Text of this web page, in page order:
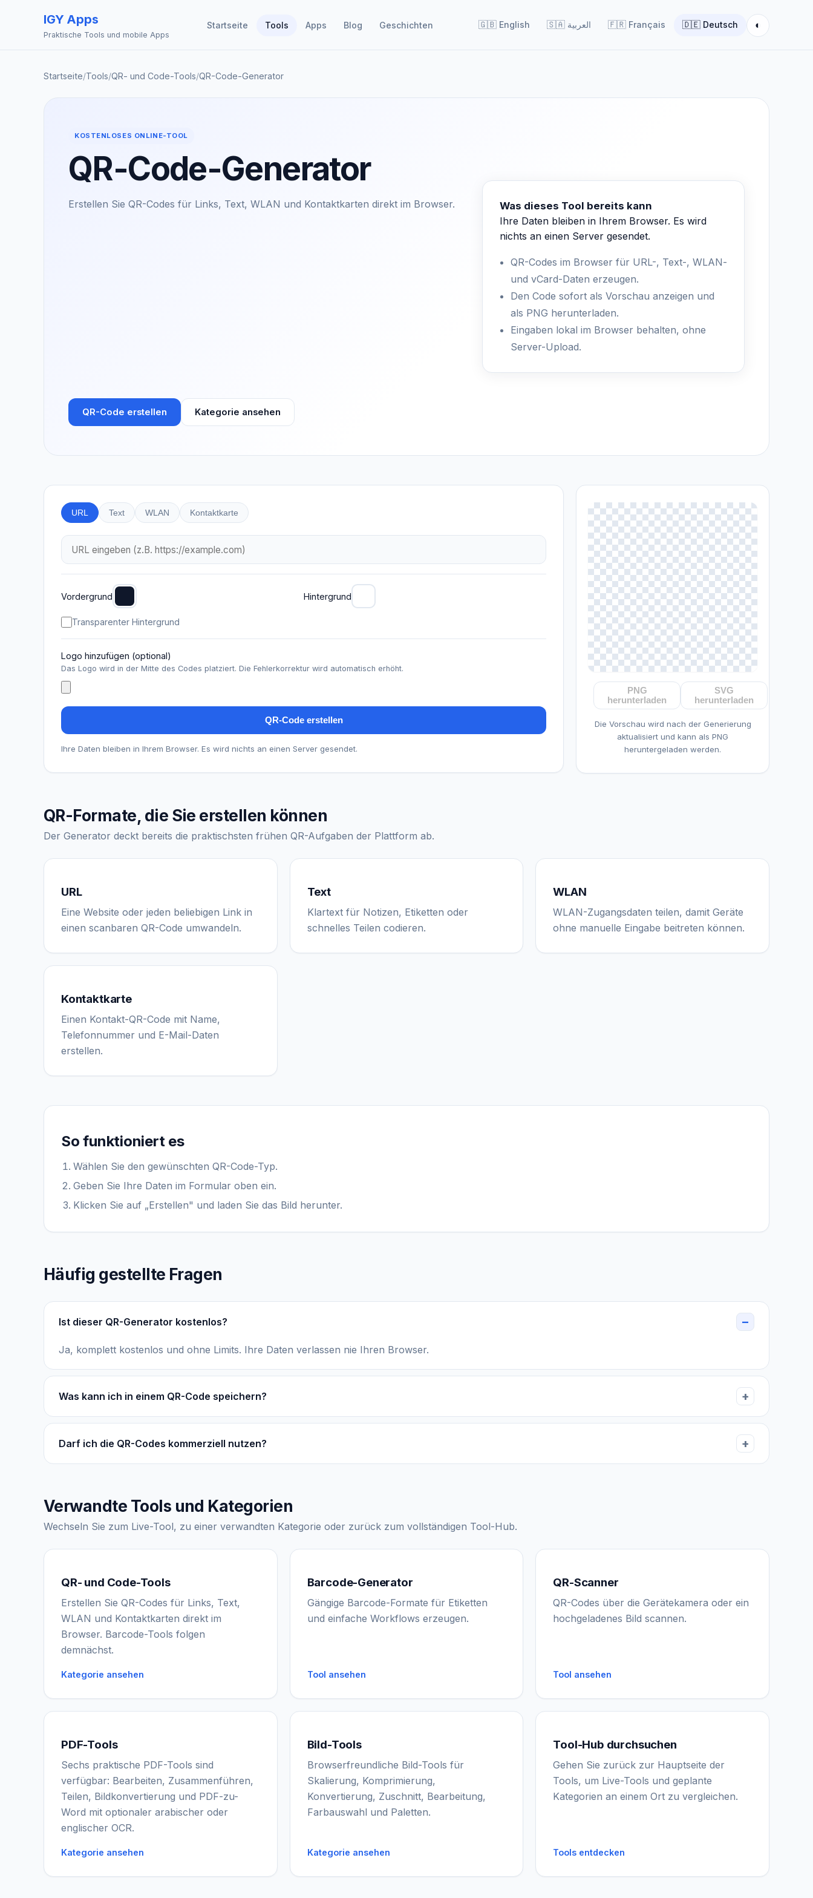
IGY Apps
Praktische Tools und mobile Apps
Startseite Tools Apps Blog Geschichten 🇬🇧 English 🇸🇦 العربية 🇫🇷 Français 🇩🇪 Deutsch ◐
Startseite/Tools/QR- und Code-Tools/QR-Code-Generator
KOSTENLOSES ONLINE-TOOL
QR-Code-Generator
Erstellen Sie QR-Codes für Links, Text, WLAN und Kontaktkarten direkt im Browser.
QR-Code erstellen Kategorie ansehen
Was dieses Tool bereits kann
Ihre Daten bleiben in Ihrem Browser. Es wird
nichts an einen Server gesendet.
QR-Codes im Browser für URL-, Text-, WLAN-
und vCard-Daten erzeugen.
Den Code sofort als Vorschau anzeigen und
als PNG herunterladen.
Eingaben lokal im Browser behalten, ohne
Server-Upload.
URL Text WLAN Kontaktkarte
Vordergrund Hintergrund
Transparenter Hintergrund
Logo hinzufügen (optional)
Das Logo wird in der Mitte des Codes platziert. Die Fehlerkorrektur wird automatisch erhöht.
QR-Code erstellen
Ihre Daten bleiben in Ihrem Browser. Es wird nichts an einen Server gesendet.
PNG
herunterladen
SVG
herunterladen
Die Vorschau wird nach der Generierung
aktualisiert und kann als PNG
heruntergeladen werden.
QR-Formate, die Sie erstellen können
Der Generator deckt bereits die praktischsten frühen QR-Aufgaben der Plattform ab.
URL
Eine Website oder jeden beliebigen Link in
einen scanbaren QR-Code umwandeln.
Text
Klartext für Notizen, Etiketten oder
schnelles Teilen codieren.
WLAN
WLAN-Zugangsdaten teilen, damit Geräte
ohne manuelle Eingabe beitreten können.
Kontaktkarte
Einen Kontakt-QR-Code mit Name,
Telefonnummer und E-Mail-Daten
erstellen.
So funktioniert es
Wählen Sie den gewünschten QR-Code-Typ.
Geben Sie Ihre Daten im Formular oben ein.
Klicken Sie auf „Erstellen" und laden Sie das Bild herunter.
Häufig gestellte Fragen
Ist dieser QR-Generator kostenlos?
Ja, komplett kostenlos und ohne Limits. Ihre Daten verlassen nie Ihren Browser.
Was kann ich in einem QR-Code speichern?
Darf ich die QR-Codes kommerziell nutzen?
Verwandte Tools und Kategorien
Wechseln Sie zum Live-Tool, zu einer verwandten Kategorie oder zurück zum vollständigen Tool-Hub.
QR- und Code-Tools
Erstellen Sie QR-Codes für Links, Text,
WLAN und Kontaktkarten direkt im
Browser. Barcode-Tools folgen
demnächst.
Kategorie ansehen
Barcode-Generator
Gängige Barcode-Formate für Etiketten
und einfache Workflows erzeugen.
Tool ansehen
QR-Scanner
QR-Codes über die Gerätekamera oder ein
hochgeladenes Bild scannen.
Tool ansehen
PDF-Tools
Sechs praktische PDF-Tools sind
verfügbar: Bearbeiten, Zusammenführen,
Teilen, Bildkonvertierung und PDF-zu-
Word mit optionaler arabischer oder
englischer OCR.
Kategorie ansehen
Bild-Tools
Browserfreundliche Bild-Tools für
Skalierung, Komprimierung,
Konvertierung, Zuschnitt, Bearbeitung,
Farbauswahl und Paletten.
Kategorie ansehen
Tool-Hub durchsuchen
Gehen Sie zurück zur Hauptseite der
Tools, um Live-Tools und geplante
Kategorien an einem Ort zu vergleichen.
Tools entdecken
IGY Assistent
Online — Fragen Sie mich